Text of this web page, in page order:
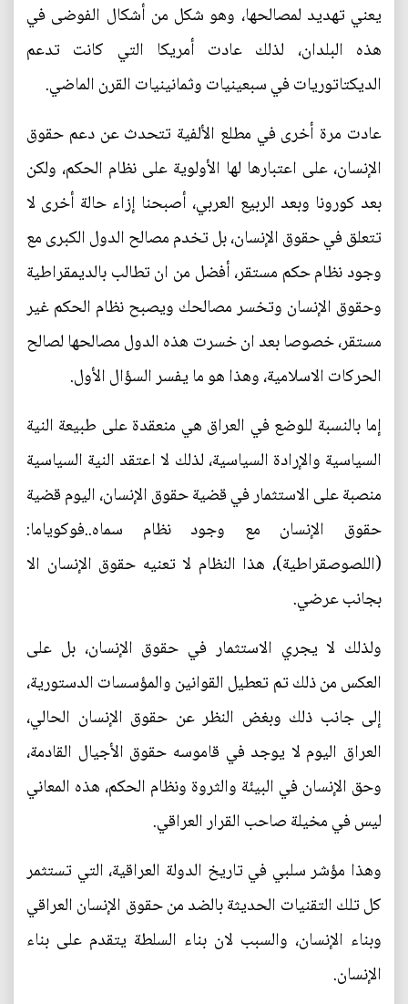
يعني تهديد لمصالحها، وهو شكل من أشكال الفوضى في
هذه البلدان، لذلك عادت أمريكا التي كانت تدعم
الديكتاتوريات في سبعينيات وثمانينيات القرن الماضي.
عادت مرة أخرى في مطلع الألفية تتحدث عن دعم حقوق
الإنسان، على اعتبارها لها الأولوية على نظام الحكم، ولكن
بعد كورونا وبعد الربيع العربي، أصبحنا إزاء حالة أخرى لا
تتعلق في حقوق الإنسان، بل تخدم مصالح الدول الكبرى مع
وجود نظام حكم مستقر، أفضل من ان تطالب بالديمقراطية
وحقوق الإنسان وتخسر مصالحك ويصبح نظام الحكم غير
مستقر، خصوصا بعد ان خسرت هذه الدول مصالحها لصالح
الحركات الاسلامية، وهذا هو ما يفسر السؤال الأول.
إما بالنسبة للوضع في العراق هي منعقدة على طبيعة النية
السياسية والإرادة السياسية، لذلك لا اعتقد النية السياسية
منصبة على الاستثمار في قضية حقوق الإنسان، اليوم قضية
حقوق الإنسان مع وجود نظام سماه..فوكوياما:
(اللصوصقراطية)، هذا النظام لا تعنيه حقوق الإنسان الا
بجانب عرضي.
ولذلك لا يجري الاستثمار في حقوق الإنسان، بل على
العكس من ذلك تم تعطيل القوانين والمؤسسات الدستورية،
إلى جانب ذلك وبغض النظر عن حقوق الإنسان الحالي،
العراق اليوم لا يوجد في قاموسه حقوق الأجيال القادمة،
وحق الإنسان في البيئة والثروة ونظام الحكم، هذه المعاني
ليس في مخيلة صاحب القرار العراقي.
وهذا مؤشر سلبي في تاريخ الدولة العراقية، التي تستثمر
كل تلك التقنيات الحديثة بالضد من حقوق الإنسان العراقي
وبناء الإنسان، والسبب لان بناء السلطة يتقدم على بناء
الإنسان.